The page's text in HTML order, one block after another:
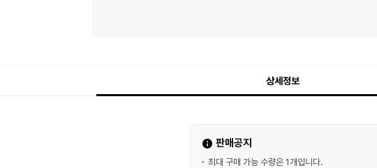
상세정보
판매공지
최대 구매 가능 수량은 1개입니다.